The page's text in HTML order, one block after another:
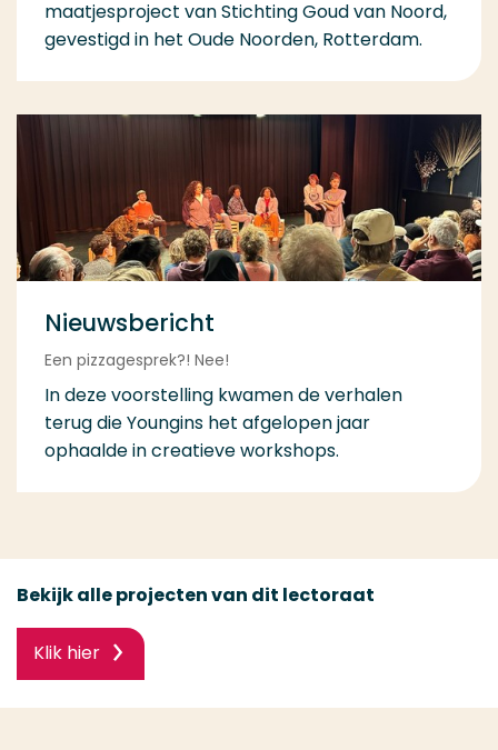
maatjesproject van Stichting Goud van Noord,
gevestigd in het Oude Noorden, Rotterdam.
Nieuwsbericht
Een pizzagesprek?! Nee!
In deze voorstelling kwamen de verhalen
terug die Youngins het afgelopen jaar
ophaalde in creatieve workshops.
Bekijk alle projecten van dit lectoraat
Klik hier